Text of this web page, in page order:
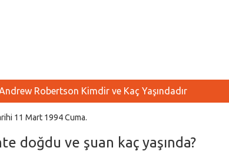
Robertson Kimdir ve Kaç Yaşındadır
11 Mart 1994 Cuma.
doğdu ve şuan kaç yaşında?